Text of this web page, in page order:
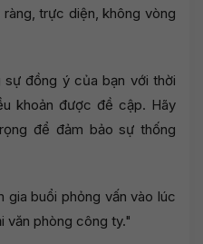
trực diện, không vòng
sự đồng ý của bạn với thời
khoản được đề cập. Hãy
để đảm bảo sự thống
gia buổi phỏng vấn vào lúc
văn phòng công ty."